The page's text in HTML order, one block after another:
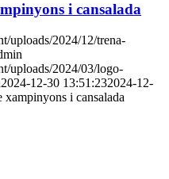
i cansalada
uploads/2024/12/trena-
uploads/2024/03/logo-
2024-12-30 13:51:232024-12-
xampinyons i cansalada